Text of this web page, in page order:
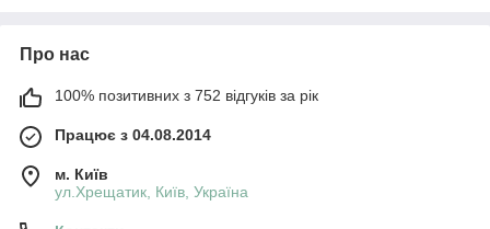
Про нас
100% позитивних з 752 відгуків за рік
Працює з 04.08.2014
м. Київ
ул.Хрещатик, Київ, Україна